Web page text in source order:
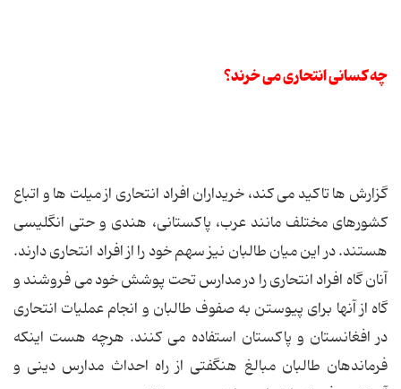
چه کسانی انتحاری می خرند؟
گزارش ها تاکید می کند، خریداران افراد انتحاری از میلت ها و اتباع
کشورهای مختلف مانند عرب، پاکستانی، هندی و حتی انگلیسی
هستند. در این میان طالبان نیز سهم خود را از افراد انتحاری دارند.
آنان گاه افراد انتحاری را در مدارس تحت پوشش خود می فروشند و
گاه از آنها برای پیوستن به صفوف طالبان و انجام عملیات انتحاری
در افغانستان و پاکستان استفاده می کنند. هرچه هست اینکه
فرماندهان طالبان مبالغ هنگفتی از راه احداث مدارس دینی و